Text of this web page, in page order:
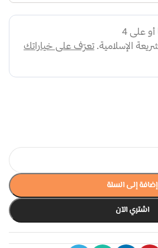
إضافة إلى السلة
اشتري الآن